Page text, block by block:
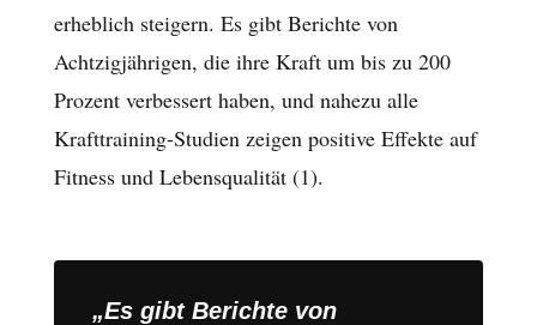
erheblich steigern. Es gibt Berichte von
Achtzigjährigen, die ihre Kraft um bis zu 200
Prozent verbessert haben, und nahezu alle
Krafttraining-Studien zeigen positive Effekte auf
Fitness und Lebensqualität (1).
„Es gibt Berichte von